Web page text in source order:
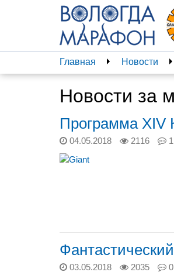
Главная Новости
Новости за
Программа XIV
04.05.2018 2116
1
03.05.2018 2035
0